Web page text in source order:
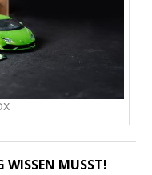
WISSEN MUSST!